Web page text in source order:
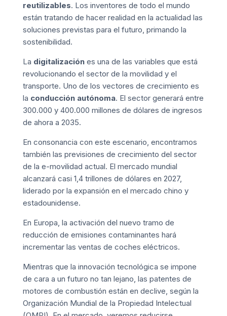
reutilizables. Los inventores de todo el mundo
están tratando de hacer realidad en la actualidad las
soluciones previstas para el futuro, primando la
sostenibilidad.
La digitalizaciónes una de las variables que está
revolucionando el sector de la movilidad y el
transporte. Uno de los vectores de crecimiento es
la conducción autónoma. El sector generará entre
300.000 y 400.000 millones de dólares de ingresos
de ahora a 2035.
En consonancia con este escenario, encontramos
también las previsiones de crecimiento del sector
de la e-movilidad actual. El mercado mundial
alcanzará casi 1,4 trillones de dólares en 2027,
liderado por la expansión en el mercado chino y
estadounidense.
En Europa, la activación del nuevo tramo de
reducción de emisiones contaminantes hará
incrementar las ventas de coches eléctricos.
Mientras que la innovación tecnológica se impone
de cara a un futuro no tan lejano, las patentes de
motores de combustión están en declive, según la
Organización Mundial de la Propiedad Intelectual